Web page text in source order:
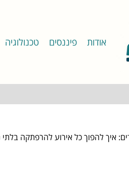
אודות פיננסים טכנולוגיה
איך להפוך כל אירוע להרפתקה